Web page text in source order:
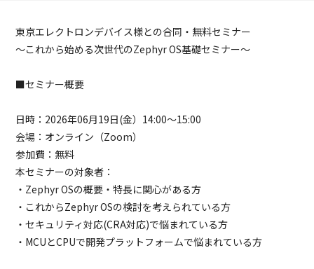
東京エレクトロンデバイス様との合同・無料セミナー
～これから始める次世代のZephyr OS基礎セミナー～
■セミナー概要
日時：2026年06月19日(金）14:00～15:00
会場：オンライン（Zoom）
参加費：無料
本セミナーの対象者：
・Zephyr OSの概要・特長に関心がある方
・これからZephyr OSの検討を考えられている方
・セキュリティ対応(CRA対応)で悩まれている方
・MCUとCPUで開発プラットフォームで悩まれている方